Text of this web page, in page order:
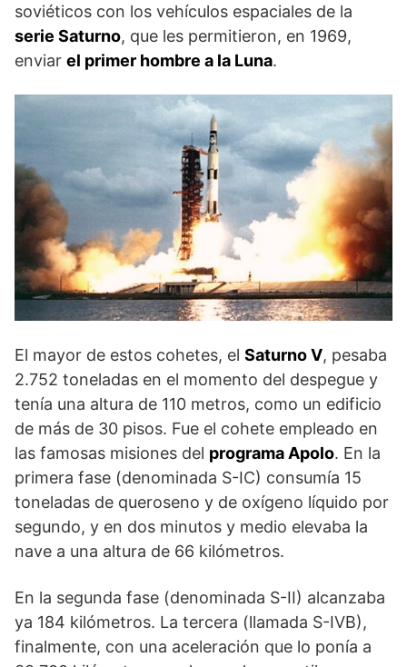
soviéticos con los vehículos espaciales de la
serie Saturno, que les permitieron, en 1969,
enviar el primer hombre a la Luna.
El mayor de estos cohetes, el Saturno V, pesaba
2.752 toneladas en el momento del despegue y
tenía una altura de 110 metros, como un edificio
de más de 30 pisos. Fue el cohete empleado en
las famosas misiones del programa Apolo. En la
primera fase (denominada S-IC) consumía 15
toneladas de queroseno y de oxígeno líquido por
segundo, y en dos minutos y medio elevaba la
nave a una altura de 66 kilómetros.
En la segunda fase (denominada S-II) alcanzaba
ya 184 kilómetros. La tercera (llamada S-IVB),
finalmente, con una aceleración que lo ponía a